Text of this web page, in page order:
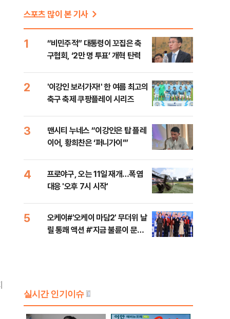
스포츠 많이 본 기사
1
“비민주적” 대통령이 꼬집은 축
구협회, ‘2만 명 투표’ 개혁 탄력
2
'이강인 보러가자!' 한 여름 최고의
축구 축제 쿠팡플레이 시리즈
3
맨시티 누네스 “이강인은 탑 플레
이어, 황희찬은 ‘퍼니가이’”
4
프로야구, 오는 11일 재개…폭염
대응 '오후 7시 시작'
5
오케이#'오케이 마담2' 무더위 날
릴 통쾌 액션 #'지금 불륜이 문제